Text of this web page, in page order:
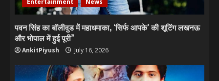
Entertainment
News
पवन सिंह का बॉलीवुड में महाधमाका, ‘सिर्फ आपके’ की शूटिंग लखनऊ
और भोपाल में हुई पूरी”
AnkitPiyush July 16, 2026